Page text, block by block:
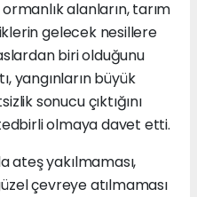
alanların, tarım
gelecek nesillere
biri olduğunu
yangınların büyük
sonucu çıktığını
olmaya davet etti.
ateş yakılmaması,
çevreye atılmaması